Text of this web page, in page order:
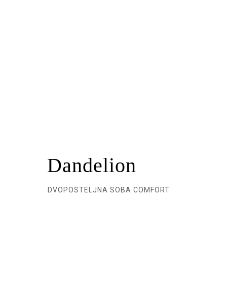
Dandelion
DVOPOSTELJNA SOBA COMFORT